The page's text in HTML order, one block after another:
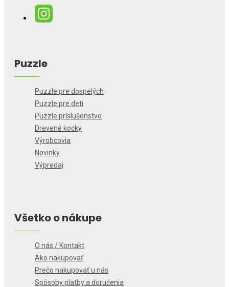
Puzzle
Puzzle pre dospelých
Puzzle pre deti
Puzzle príslušenstvo
Drevené kocky
Výrobcovia
Novinky
Výpredaj
Všetko o nákupe
O nás / Kontakt
Ako nakupovať
Prečo nakupovať u nás
Spôsoby platby a doručenia